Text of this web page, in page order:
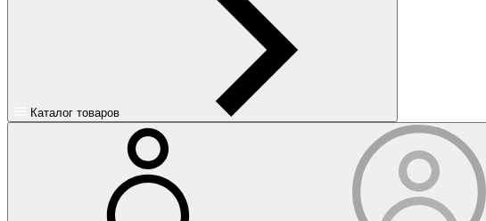
Каталог товаров